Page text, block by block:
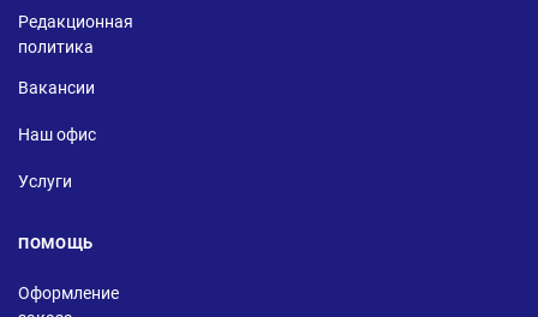
Редакционная
политика
Вакансии
Наш офис
Услуги
ПОМОЩЬ
Оформление